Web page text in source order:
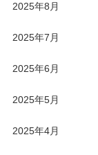
2025年8月
2025年7月
2025年6月
2025年5月
2025年4月